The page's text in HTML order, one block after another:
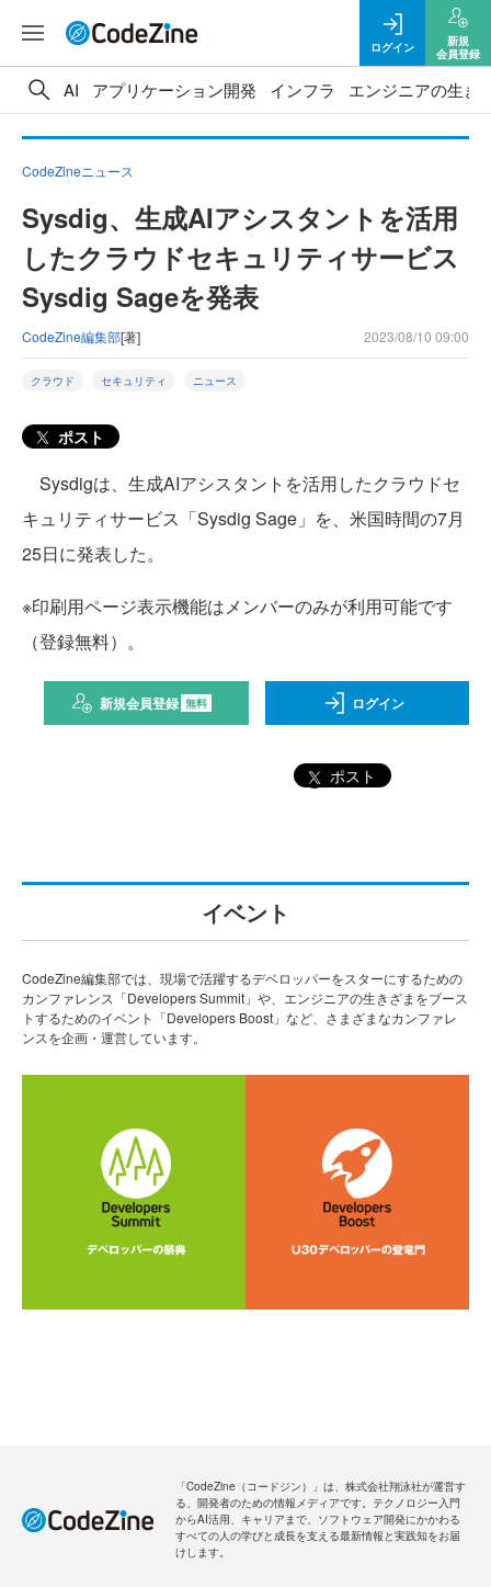
ログイン
新規
会員登録
AI アプリケーション開発 インフラ エンジニアの生き
CodeZineニュース
Sysdig、生成AIアシスタントを活用
したクラウドセキュリティサービス
Sysdig Sageを発表
CodeZine編集部[著] 2023/08/10 09:00
クラウド セキュリティ ニュース
ポスト
Sysdigは、生成AIアシスタントを活用したクラウドセ
キュリティサービス「Sysdig Sage」を、米国時間の7月
25日に発表した。
※印刷用ページ表示機能はメンバーのみが利用可能です
（登録無料）。
新規会員登録 無料 ログイン
ポスト
イベント
CodeZine編集部では、現場で活躍するデベロッパーをスターにするための
カンファレンス「Developers Summit」や、エンジニアの生きざまをブース
トするためのイベント「Developers Boost」など、さまざまなカンファレ
ンスを企画・運営しています。
「CodeZine（コードジン）」は、株式会社翔泳社が運営す
る、開発者のための情報メディアです。テクノロジー入門
からAI活用、キャリアまで、ソフトウェア開発にかかわる
すべての人の学びと成長を支える最新情報と実践知をお届
けします。